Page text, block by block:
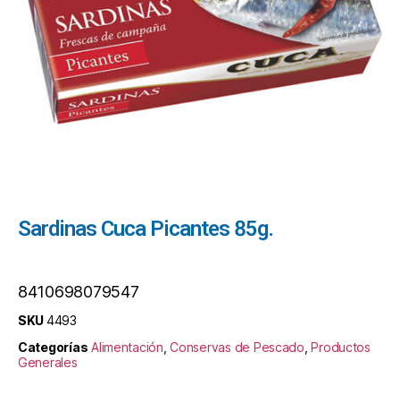
Sardinas Cuca Picantes 85g.
8410698079547
SKU4493
Categorías Alimentación ,Conservas de Pescado ,Productos
Generales